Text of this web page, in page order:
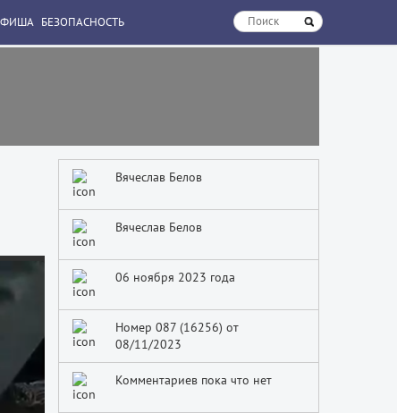
БЕЗОПАСНОСТЬ
Вячеслав Белов
Вячеслав Белов
06 ноября 2023 года
Номер 087 (16256) от
08/11/2023
Комментариев пока что нет